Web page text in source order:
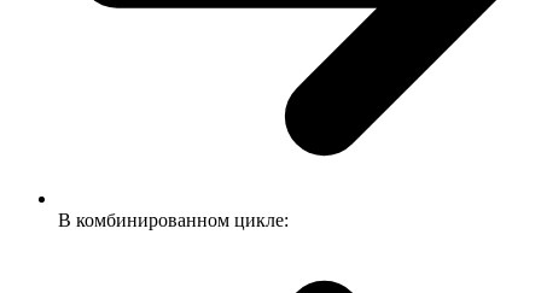
В комбинированном цикле: